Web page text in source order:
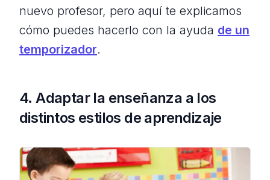
nuevo profesor, pero aquí te explicamos
cómo puedes hacerlo con la ayuda de un
temporizador.
4. Adaptar la enseñanza a los
distintos estilos de aprendizaje